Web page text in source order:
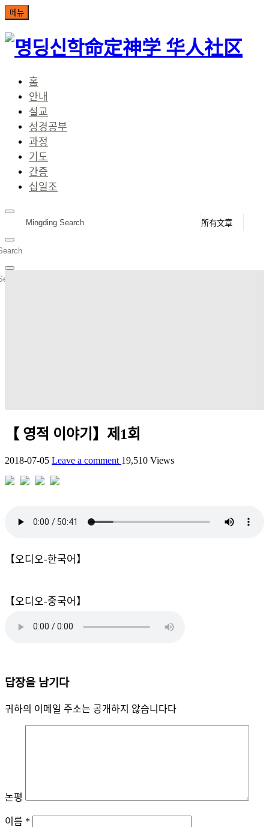
命定神学 华人社区
홈
안내
설교
성경공부
과정
기도
간증
십일조
【 영적 이야기】제1회
2018-07-05 Leave a comment 19,510 Views
【오디오-한국어】
【오디오-중국어】
답장을 남기다
귀하의 이메일 주소는 공개하지 않습니다다
논평
이름 *